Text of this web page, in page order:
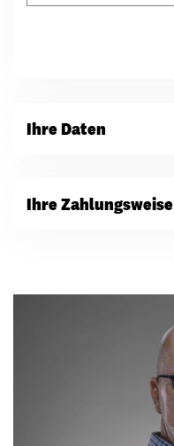
Ihre Daten
Ihre Zahlungsweise